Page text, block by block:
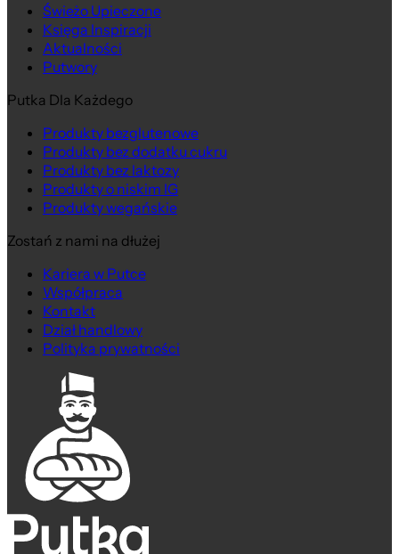
Świeżo Upieczone
Księga Inspiracji
Aktualności
Putwory
Putka Dla Każdego
Produkty bezglutenowe
Produkty bez dodatku cukru
Produkty bez laktozy
Produkty o niskim IG
Produkty wegańskie
Zostań z nami na dłużej
Kariera w Putce
Współpraca
Kontakt
Dział handlowy
Polityka prywatności